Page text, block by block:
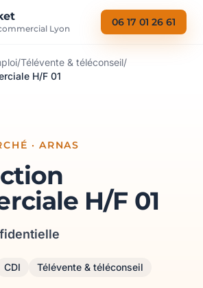
Lyon
06 17 01 26 61
/Télévente & téléconseil/
H/F 01
· ARNAS
H/F 01
CDI Télévente & téléconseil